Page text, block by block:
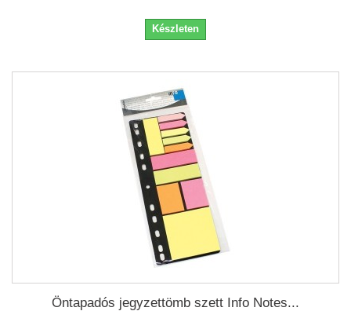
Készleten
Öntapadós jegyzettömb szett Info Notes...